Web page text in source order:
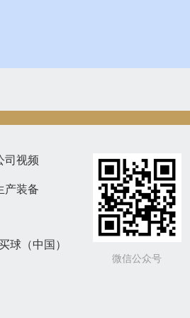
司视频
产装备
球（中国）
微信公众号